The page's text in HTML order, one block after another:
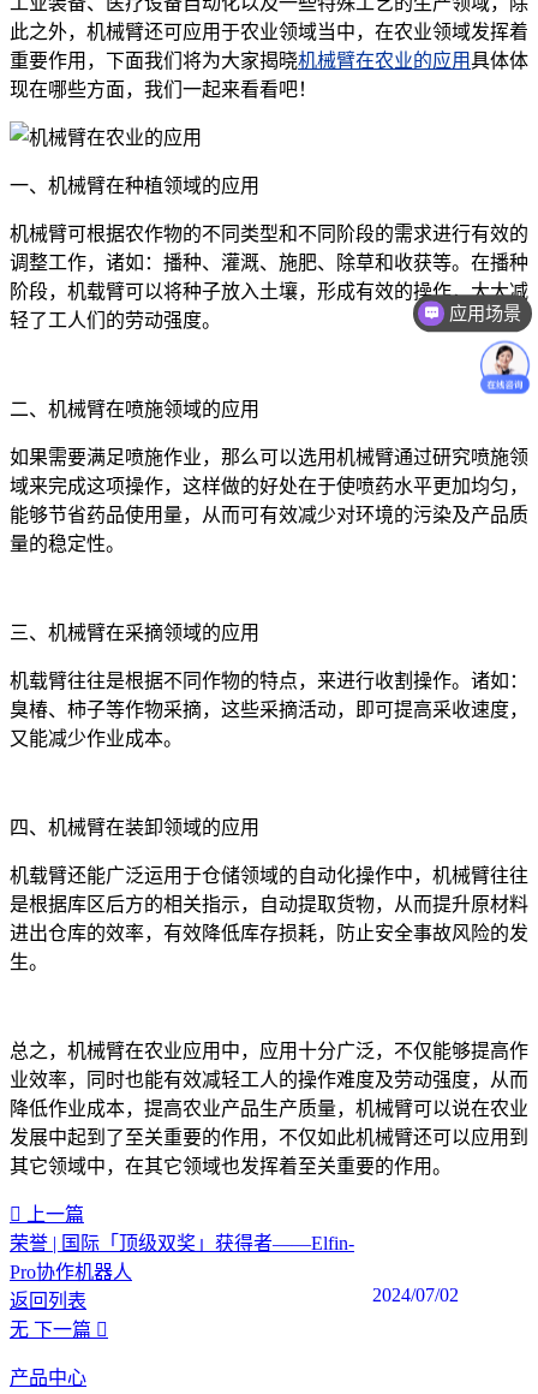
此之外，机械臂还可应用于农业领域当中，在农业领域发挥着
重要作用，下面我们将为大家揭晓机械臂在农业的应用具体体
现在哪些方面，我们一起来看看吧！
一、机械臂在种植领域的应用
机械臂可根据农作物的不同类型和不同阶段的需求进行有效的
调整工作，诸如：播种、灌溉、施肥、除草和收获等。在播种
阶段，机载臂可以将种子放入土壤，形成有效的操作，大大减
轻了工人们的劳动强度。
二、机械臂在喷施领域的应用
如果需要满足喷施作业，那么可以选用机械臂通过研究喷施领
域来完成这项操作，这样做的好处在于使喷药水平更加均匀，
能够节省药品使用量，从而可有效减少对环境的污染及产品质
量的稳定性。
三、机械臂在采摘领域的应用
机载臂往往是根据不同作物的特点，来进行收割操作。诸如：
臭椿、柿子等作物采摘，这些采摘活动，即可提高采收速度，
又能减少作业成本。
四、机械臂在装卸领域的应用
机载臂还能广泛运用于仓储领域的自动化操作中，机械臂往往
是根据库区后方的相关指示，自动提取货物，从而提升原材料
进出仓库的效率，有效降低库存损耗，防止安全事故风险的发
生。
总之，机械臂在农业应用中，应用十分广泛，不仅能够提高作
业效率，同时也能有效减轻工人的操作难度及劳动强度，从而
降低作业成本，提高农业产品生产质量，机械臂可以说在农业
发展中起到了至关重要的作用，不仅如此机械臂还可以应用到
其它领域中，在其它领域也发挥着至关重要的作用。
上一篇
荣誉 | 国际「顶级双奖」获得者——Elfin-
Pro协作机器人
2024/07/02
返回列表
无 下一篇
产品中心
应用场景